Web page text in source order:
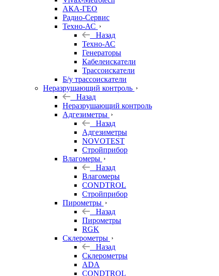
АКА-ГЕО
Радио-Сервис
Техно-АС
Назад
Техно-АС
Генераторы
Кабелеискатели
Трассоискатели
Б/у трассоискатели
Неразрушающий контроль
Назад
Неразрушающий контроль
Адгезиметры
Назад
Адгезиметры
NOVOTEST
Стройприбор
Влагомеры
Назад
Влагомеры
CONDTROL
Стройприбор
Пирометры
Назад
Пирометры
RGK
Склерометры
Назад
Склерометры
ADA
CONDTROL